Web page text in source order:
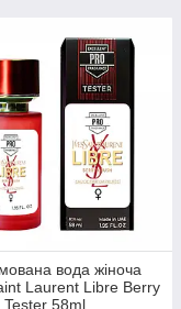
вода жіноча
Laurent Libre Berry
58ml